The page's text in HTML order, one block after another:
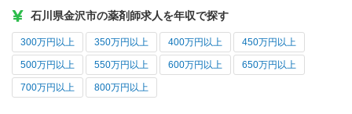
石川県金沢市の薬剤師求人を年収で探す
300万円以上 350万円以上 400万円以上 450万円以上
500万円以上 550万円以上 600万円以上 650万円以上
700万円以上 800万円以上